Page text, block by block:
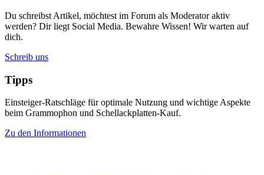
Du schreibst Artikel, möchtest im Forum als Moderator aktiv
werden? Dir liegt Social Media. Bewahre Wissen! Wir warten auf
dich.
Schreib uns
Tipps
Einsteiger-Ratschläge für optimale Nutzung und wichtige Aspekte
beim Grammophon und Schellackplatten-Kauf.
Zu den Informationen